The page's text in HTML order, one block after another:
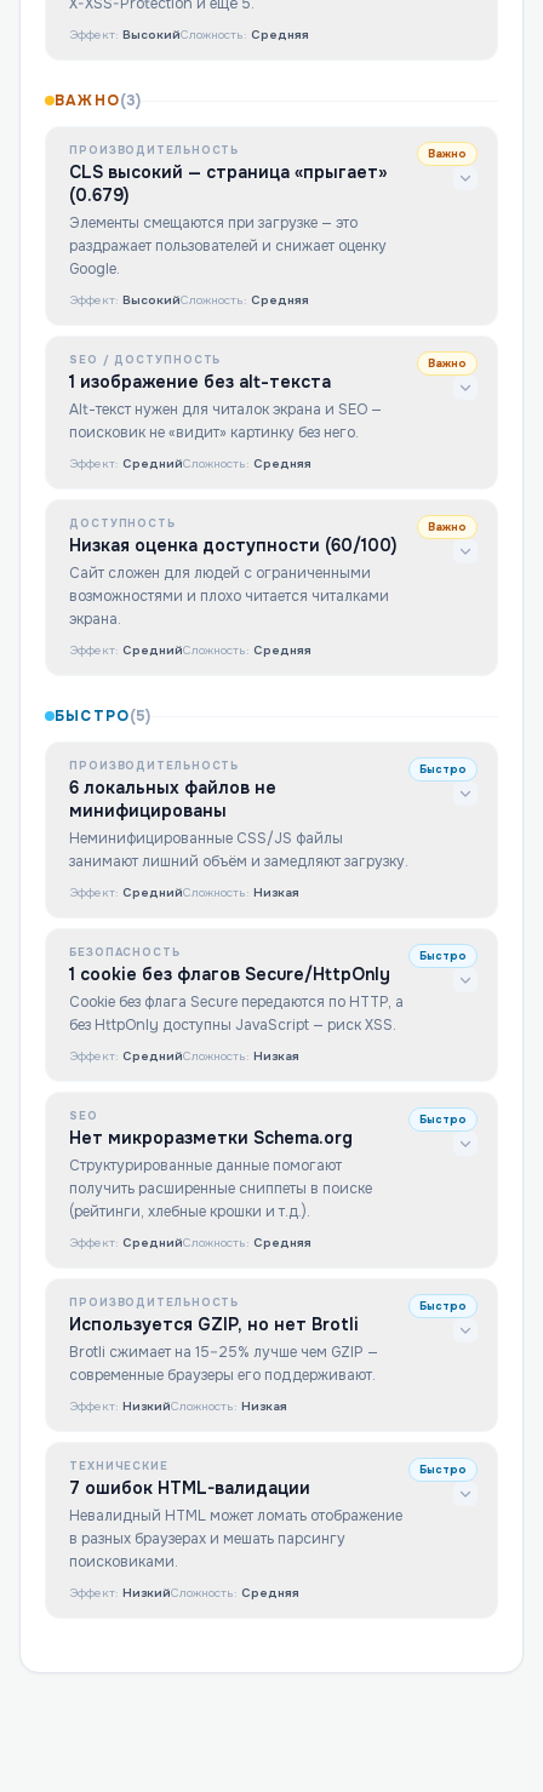
Эффект: ВысокийСложность: Средняя
ВАЖНО(3)
ПРОИЗВОДИТЕЛЬНОСТЬ
CLS высокий — страница «прыгает»
(0.679)
Элементы смещаются при загрузке — это
раздражает пользователей и снижает оценку
Google.
Важно
Эффект: ВысокийСложность: Средняя
SEO / ДОСТУПНОСТЬ
1 изображение без alt-текста
Alt-текст нужен для читалок экрана и SEO —
поисковик не «видит» картинку без него.
Важно
Эффект: СреднийСложность: Средняя
ДОСТУПНОСТЬ
Низкая оценка доступности (60/100)
Сайт сложен для людей с ограниченными
возможностями и плохо читается читалками
экрана.
Важно
Эффект: СреднийСложность: Средняя
БЫСТРО(5)
ПРОИЗВОДИТЕЛЬНОСТЬ
6 локальных файлов не
минифицированы
Неминифицированные CSS/JS файлы
занимают лишний объём и замедляют загрузку.
Быстро
Эффект: СреднийСложность: Низкая
БЕЗОПАСНОСТЬ
1 cookie без флагов Secure/HttpOnly
Cookie без флага Secure передаются по HTTP, а
без HttpOnly доступны JavaScript — риск XSS.
Быстро
Эффект: СреднийСложность: Низкая
SEO
Нет микроразметки Schema.org
Структурированные данные помогают
получить расширенные сниппеты в поиске
(рейтинги, хлебные крошки и т.д.).
Быстро
Эффект: СреднийСложность: Средняя
ПРОИЗВОДИТЕЛЬНОСТЬ
Используется GZIP, но нет Brotli
Brotli сжимает на 15–25% лучше чем GZIP —
современные браузеры его поддерживают.
Быстро
Эффект: НизкийСложность: Низкая
ТЕХНИЧЕСКИЕ
7 ошибок HTML-валидации
Невалидный HTML может ломать отображение
в разных браузерах и мешать парсингу
поисковиками.
Быстро
Эффект: НизкийСложность: Средняя